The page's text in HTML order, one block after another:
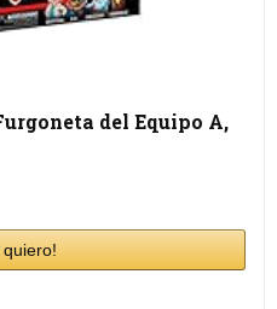
del Equipo A,
quiero!